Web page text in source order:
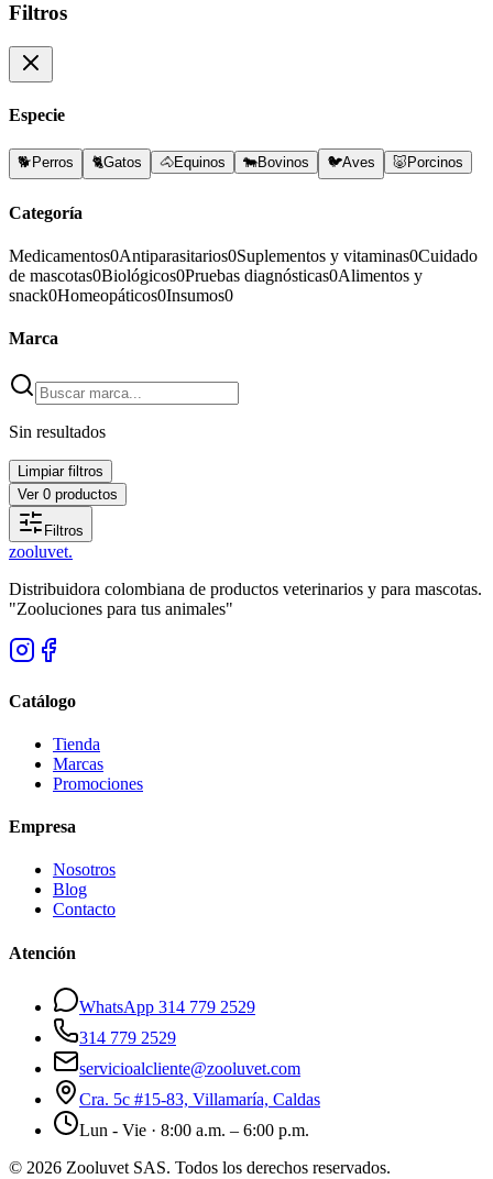
Filtros
Especie
🐕 Perros 🐈Gatos 🐴Equinos 🐄Bovinos 🐦Aves 🐷 Porcinos
Categoría
Medicamentos0Antiparasitarios0Suplementos y vitaminas0Cuidado
de mascotas0Biológicos0Pruebas diagnósticas0Alimentos y
snack0Homeopáticos0Insumos0
Marca
Sin resultados
Limpiar filtros
Ver 0 productos
Filtros
zooluvet.
Distribuidora colombiana de productos veterinarios y para mascotas.
"Zooluciones para tus animales"
Catálogo
Tienda
Marcas
Promociones
Empresa
Nosotros
Blog
Contacto
Atención
WhatsApp 314 779 2529
314 779 2529
servicioalcliente@zooluvet.com
Cra. 5c #15-83, Villamaría, Caldas
Lun - Vie · 8:00 a.m. – 6:00 p.m.
© 2026 Zooluvet SAS. Todos los derechos reservados.